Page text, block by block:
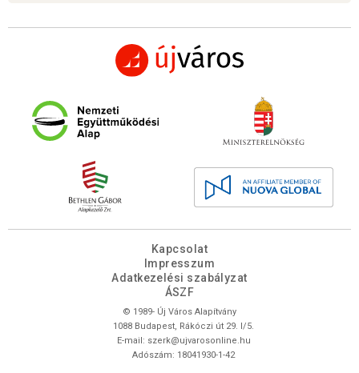
Kapcsolat
Impresszum
Adatkezelési szabályzat
ÁSZF
© 1989- Új Város Alapítvány
1088 Budapest, Rákóczi út 29. I/5.
E-mail: szerk@ujvarosonline.hu
Adószám: 18041930-1-42